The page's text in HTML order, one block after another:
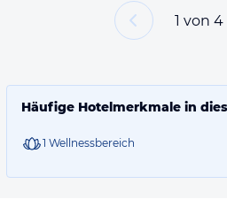
1 von 4
Häufige Hotelmerkmale in
1 Wellnessbereich